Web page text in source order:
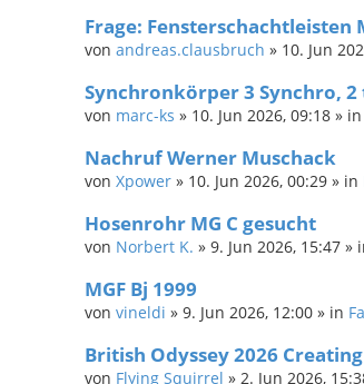
Frage: Fensterschachtleisten
von andreas.clausbruch » 10. Jun
Synchronkörper 3 Synchro, 2
von marc-ks » 10. Jun 2026, 09:18 » in
Nachruf Werner Muschack
von Xpower » 10. Jun 2026, 00:29 » in
Hosenrohr MG C gesucht
von Norbert K. » 9. Jun 2026, 15:47 »
MGF Bj 1999
von vineldi » 9. Jun 2026, 12:00 » in
British Odyssey 2026
von Flying Squirrel » 2. Jun 2026,